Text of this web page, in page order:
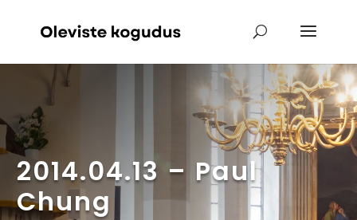
2014.04.13 – Paul
Chung